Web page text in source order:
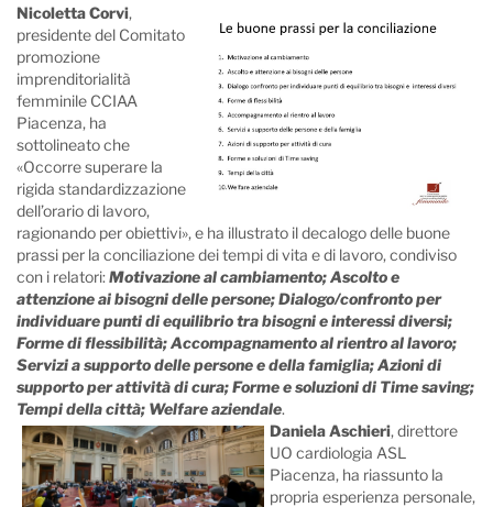
Nicoletta Corvi,
presidente del Comitato
promozione
imprenditorialità
femminile CCIAA
Piacenza, ha
sottolineato che
«Occorre superare la
rigida standardizzazione
dell’orario di lavoro,
ragionando per obiettivi», e ha illustrato il decalogo delle buone
prassi per la conciliazione dei tempi di vita e di lavoro, condiviso
con i relatori:Motivazione al cambiamento; Ascolto e
attenzione ai bisogni delle persone; Dialogo/confronto per
individuare punti di equilibrio tra bisogni e interessi diversi;
Forme di flessibilità; Accompagnamento al rientro al lavoro;
Servizi a supporto delle persone e della famiglia; Azioni di
supporto per attività di cura; Forme e soluzioni di Time saving;
Tempi della città; Welfare aziendale.
Daniela Aschieri, direttore
UO cardiologia ASL
Piacenza, ha riassunto la
propria esperienza personale,